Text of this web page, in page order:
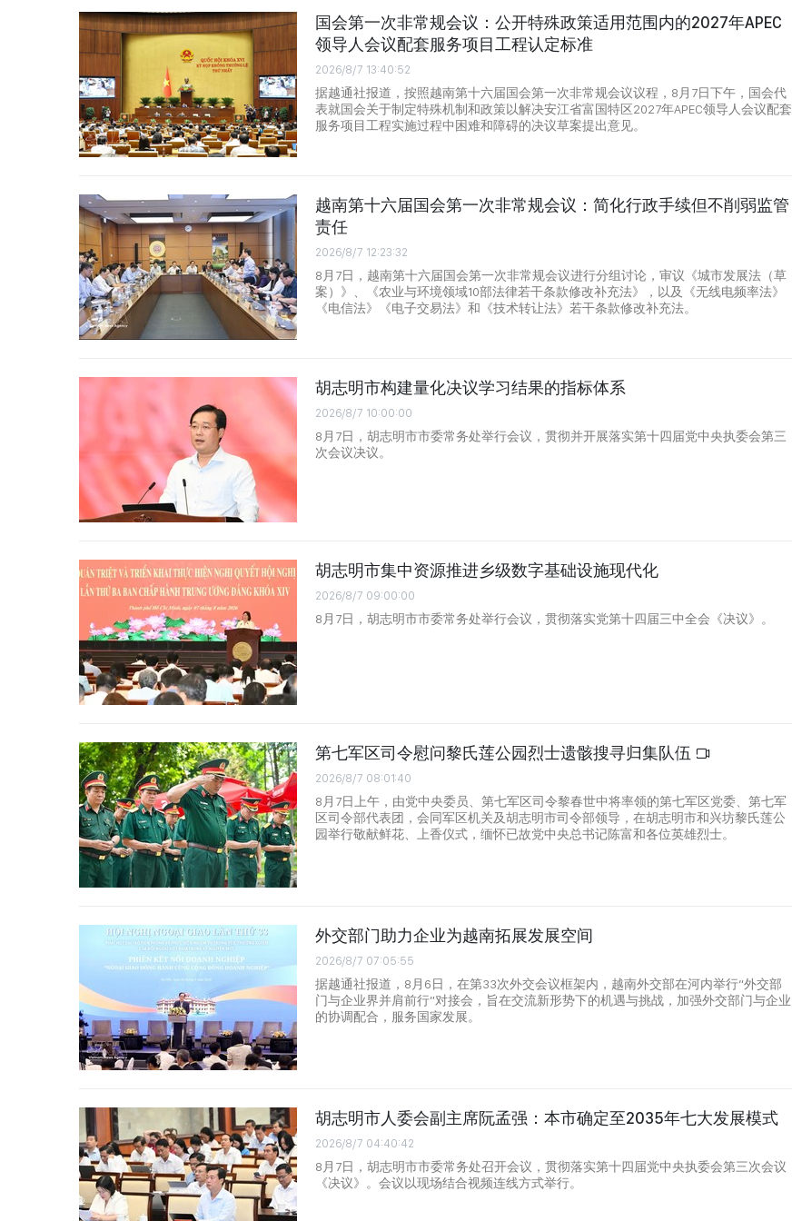
国会第一次非常规会议：公开特殊政策适用范围内的2027年APEC
领导人会议配套服务项目工程认定标准
2026/8/7 13:40:52
据越通社报道，按照越南第十六届国会第一次非常规会议议程，8月7日下午，国会代
表就国会关于制定特殊机制和政策以解决安江省富国特区2027年APEC领导人会议配套
服务项目工程实施过程中困难和障碍的决议草案提出意见。
越南第十六届国会第一次非常规会议：简化行政手续但不削弱监管
责任
2026/8/7 12:23:32
8月7日，越南第十六届国会第一次非常规会议进行分组讨论，审议《城市发展法（草
案）》、《农业与环境领域10部法律若干条款修改补充法》，以及《无线电频率法》
《电信法》《电子交易法》和《技术转让法》若干条款修改补充法。
胡志明市构建量化决议学习结果的指标体系
2026/8/7 10:00:00
8月7日，胡志明市市委常务处举行会议，贯彻并开展落实第十四届党中央执委会第三
次会议决议。
胡志明市集中资源推进乡级数字基础设施现代化
2026/8/7 09:00:00
8月7日，胡志明市市委常务处举行会议，贯彻落实党第十四届三中全会《决议》。
第七军区司令慰问黎氏莲公园烈士遗骸搜寻归集队伍
2026/8/7 08:01:40
8月7日上午，由党中央委员、第七军区司令黎春世中将率领的第七军区党委、第七军
区司令部代表团，会同军区机关及胡志明市司令部领导，在胡志明市和兴坊黎氏莲公
园举行敬献鲜花、上香仪式，缅怀已故党中央总书记陈富和各位英雄烈士。
外交部门助力企业为越南拓展发展空间
2026/8/7 07:05:55
据越通社报道，8月6日，在第33次外交会议框架内，越南外交部在河内举行“外交部
门与企业界并肩前行”对接会，旨在交流新形势下的机遇与挑战，加强外交部门与企业
的协调配合，服务国家发展。
胡志明市人委会副主席阮孟强：本市确定至2035年七大发展模式
2026/8/7 04:40:42
8月7日，胡志明市市委常务处召开会议，贯彻落实第十四届党中央执委会第三次会议
《决议》。会议以现场结合视频连线方式举行。